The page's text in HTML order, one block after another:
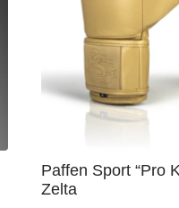
Paffen Sport “Pro
Zelta